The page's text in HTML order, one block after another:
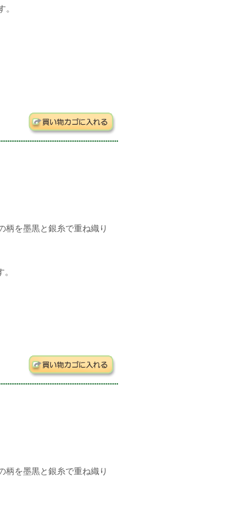
。
柄を墨黒と銀糸で重ね織り
す。
柄を墨黒と銀糸で重ね織り